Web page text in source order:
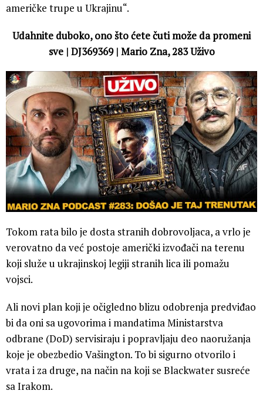
američke trupe u Ukrajinu“.
Udahnite duboko, ono što ćete čuti može da promeni
sve | DJ369369 | Mario Zna, 283 Uživo
Tokom rata bilo je dosta stranih dobrovoljaca, a vrlo je
verovatno da već postoje američki izvođači na terenu
koji služe u ukrajinskoj legiji stranih lica ili pomažu
vojsci.
Ali novi plan koji je očigledno blizu odobrenja predviđao
bi da oni sa ugovorima i mandatima Ministarstva
odbrane (DoD) servisiraju i popravljaju deo naoružanja
koje je obezbedio Vašington. To bi sigurno otvorilo i
vrata i za druge, na način na koji se Blackwater susreće
sa Irakom.